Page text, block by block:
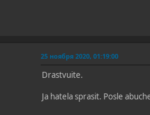
25 ноября 2020, 01:19:00
Drastvuite.
Ja hatela sprasit. Posle